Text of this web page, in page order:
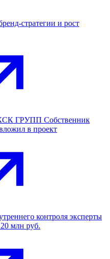
стратегии и рост
КСК ГРУПП Собственник
в проект
контроля эксперты
млн руб.